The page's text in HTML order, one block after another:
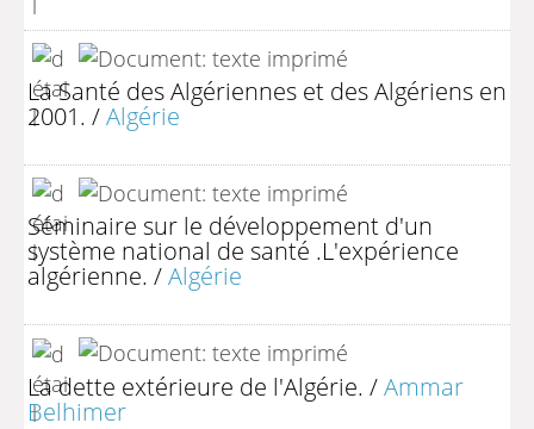
La Santé des Algériennes et des Algériens en
2001. /Algérie
Séminaire sur le développement d'un
système national de santé .L'expérience
algérienne. /Algérie
La dette extérieure de l'Algérie. /Ammar
Belhimer